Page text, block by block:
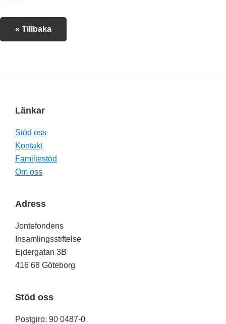
« Tillbaka
Footer
Länkar
Stöd oss
Kontakt
Familjestöd
Om oss
Adress
Jontefondens
Insamlingsstiftelse
Ejdergatan 3B
416 68 Göteborg
Stöd oss
Postgiro: 90 0487-0